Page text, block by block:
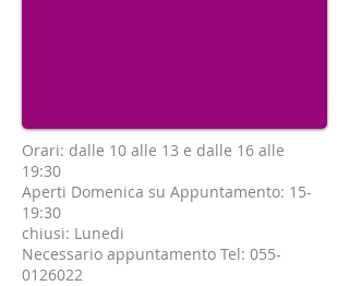
Orari: dalle 10 alle 13 e dalle 16 alle
19:30
Aperti Domenica su Appuntamento: 15-
19:30
chiusi: Lunedi
Necessario appuntamento Tel: 055-
0126022